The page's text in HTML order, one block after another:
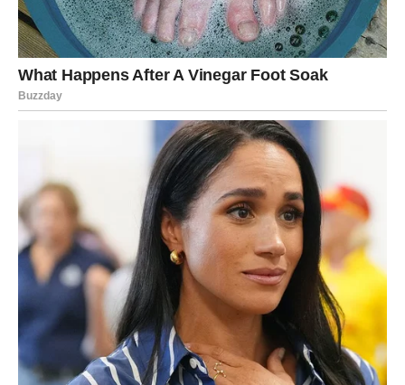
Zauzeti:stabilnost i osećaj sigurnosti.
Slobodni:privlači vas osoba sa ozbiljnim namerama.
Poruka srca:dozvolite sebi nežnost – ona vas ne slabi.
VODOLIJA
Vodolije danas razmišljaju drugačije o ljubavi. Neočekivan
razgovor ili susret može promeniti vaše viđenje odnosa.
Zauzeti:
potreba za iskrenošću.
Slobodni:neobična, ali intrigantna osoba.
Poruka srca:budite autentični – to privlači pravu ljubav.